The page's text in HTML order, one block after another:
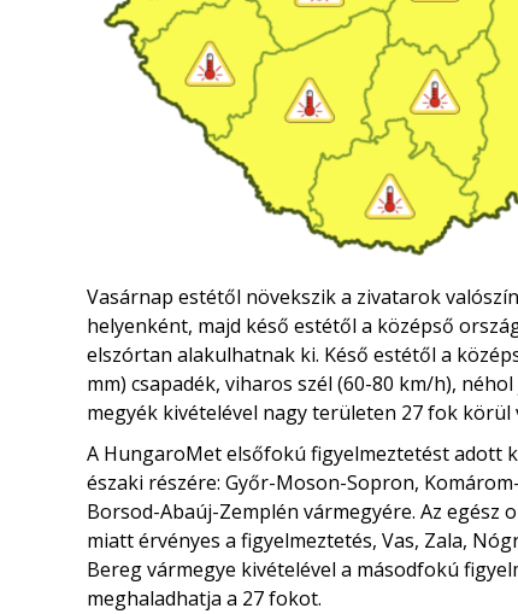
Vasárnap estétől növekszik a zivatarok
helyenként, majd késő estétől a középső
elszórtan alakulhatnak ki. Késő estétől a
mm) csapadék, viharos szél (60-80 km/h),
megyék kivételével nagy területen 27 fok
A HungaroMet elsőfokú figyelmeztetést adott
északi részére: Győr-Moson-Sopron,
Borsod-Abaúj-Zemplén vármegyére. Az
miatt érvényes a figyelmeztetés, Vas, Zala,
Bereg vármegye kivételével a másodfokú
meghaladhatja a 27 fokot.